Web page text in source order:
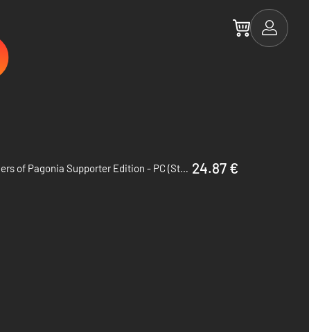
Pioneers of Pagonia Supporter Edition - PC (Steam) 24.87 €